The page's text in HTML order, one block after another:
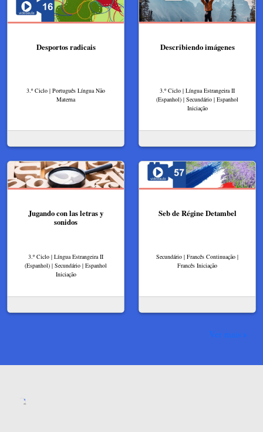
Desportos radicais
3.º Ciclo | Português Língua Não
Materna
Describiendo imágenes
3.º Ciclo | Língua Estrangeira II
(Espanhol) | Secundário | Espanhol
Iniciação
Jugando con las letras y
sonidos
3.º Ciclo | Língua Estrangeira II
(Espanhol) | Secundário | Espanhol
Iniciação
Seb de Régine Detambel
Secundário | Francês Continuação |
Francês Iniciação
Ver mais